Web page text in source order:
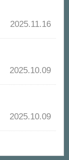
2025.11.16
2025.10.09
2025.10.09